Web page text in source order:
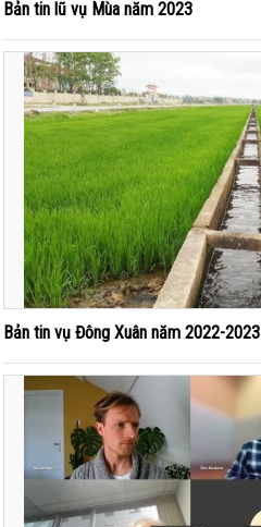
Bản tin lũ vụ Mùa năm 2023
Bản tin vụ Đông Xuân năm 2022-2023